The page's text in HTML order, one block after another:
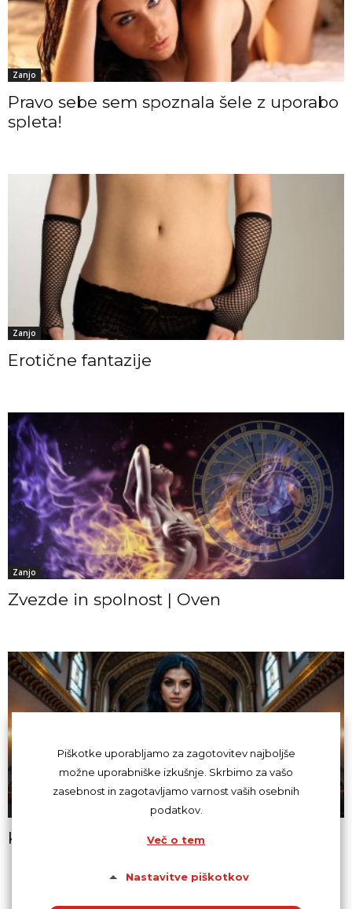
Zanjo
Pravo sebe sem spoznala šele z uporabo
spleta!
Zanjo
Erotične fantazije
Zanjo
Zvezde in spolnost | Oven
Kakšnega seksa ženske ne maramo?
Piškotke uporabljamo za zagotovitev najboljše
možne uporabniške izkušnje. Skrbimo za vašo
zasebnost in zagotavljamo varnost vaših osebnih
podatkov.
Več o tem
Nastavitve piškotkov